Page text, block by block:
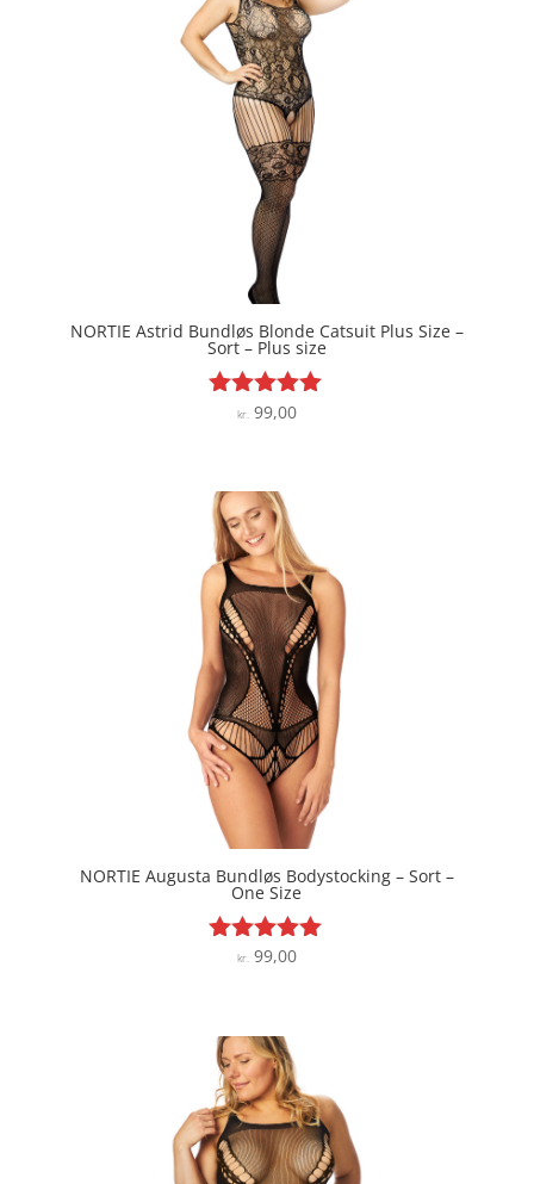
NORTIE Astrid Bundløs Blonde Catsuit Plus Size –
Sort – Plus size
Vurderet
kr. 99,00
NORTIE Augusta Bundløs Bodystocking – Sort –
One Size
Vurderet
kr.99,00